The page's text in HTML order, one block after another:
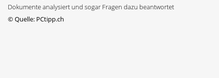
Dokumente analysiert und sogar Fragen dazu beantwortet
©Quelle: PCtipp.ch